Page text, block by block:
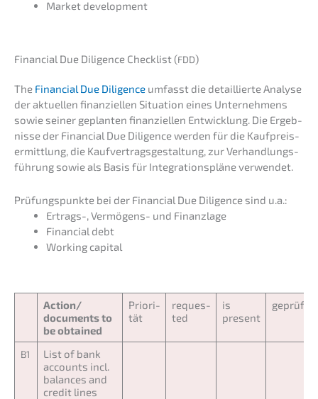
Market develo­p­ment
Finan­cial Due Diligence Check­list (FDD)
The Finan­cial Due Diligence umfasst die detail­lier­te Analy­se
der aktuel­len finan­zi­el­len Situa­ti­on eines Unter­neh­mens
sowie seiner geplan­ten finan­zi­el­len Entwick­lung. Die Ergeb­
nis­se der Finan­cial Due Diligence werden für die Kaufpreis­
er­mitt­lung, die Kaufver­trags­ge­stal­tung, zur Verhand­lungs­
füh­rung sowie als Basis für Integra­ti­ons­plä­ne verwendet.
Prüfungs­punk­te bei der Finan­cial Due Diligence sind u.a.:
Ertrags-, Vermö­gens- und Finanzlage
Finan­cial debt
Working capital
Action/
documents to
be obtained
Priori­
tät
reques­
ted
is
present
geprüft
B1
List of bank
accounts incl.
balan­ces and
credit lines